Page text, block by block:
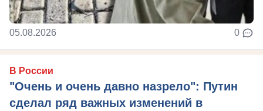
05.08.2026 0
В России
"Очень и очень давно назрело": Путин
сделал ряд важных изменений в